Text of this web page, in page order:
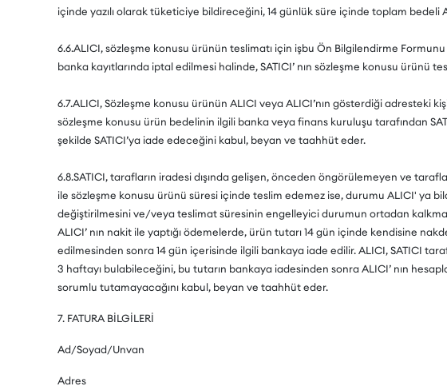
içinde yazılı olarak tüketiciye bildireceğini, 14 günlük süre içinde toplam
6.6.ALICI, sözleşme konusu ürünün teslimatı için işbu Ön Bilgilendirme
banka kayıtlarında iptal edilmesi halinde, SATICI’ nın sözleşme konusu
6.7.ALICI, Sözleşme konusu ürünün ALICI veya ALICI’nın gösterdiği adresteki
sözleşme konusu ürün bedelinin ilgili banka veya finans kuruluşu tarafından
şekilde SATICI’ya iade edeceğini kabul, beyan ve taahhüt eder.
6.8.SATICI, tarafların iradesi dışında gelişen, önceden öngörülemeyen ve
ile sözleşme konusu ürünü süresi içinde teslim edemez ise, durumu ALICI' ya
değiştirilmesini ve/veya teslimat süresinin engelleyici durumun ortadan
ALICI’ nın nakit ile yaptığı ödemelerde, ürün tutarı 14 gün içinde kendisine
edilmesinden sonra 14 gün içerisinde ilgili bankaya iade edilir. ALICI, SATICI
3 haftayı bulabileceğini, bu tutarın bankaya iadesinden sonra ALICI’ nın
sorumlu tutamayacağını kabul, beyan ve taahhüt eder.
7. FATURA BİLGİLERİ
Ad/Soyad/Unvan
Adres